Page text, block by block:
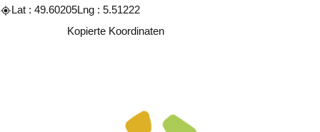
Lat : 49.60205Lng : 5.51222
Kopierte Koordinaten